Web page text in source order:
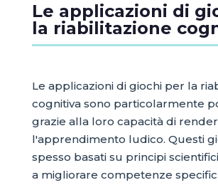
Le applicazioni di
la riabilitazione
Le applicazioni di giochi per la
cognitiva sono particolarmente
grazie alla loro capacità di
l'apprendimento ludico. Questi
spesso basati su principi
a migliorare competenze